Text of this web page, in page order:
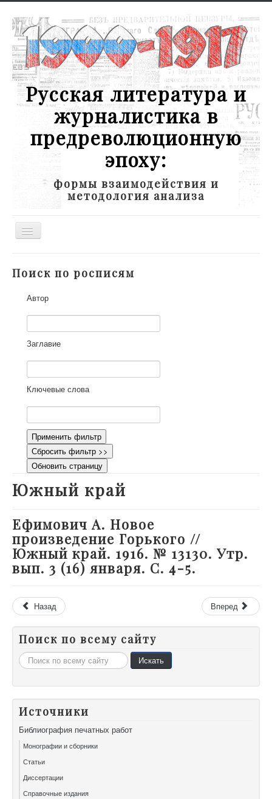
Русская литература и
журналистика в
предреволюционную
эпоху:
формы взаимодействия и
методология анализа
Toggle
Участники
Научная работа
Как работать с сайтом
Контакты
Поиск по росписям
Автор
Заглавие
Ключевые слова
Применить фильтр
Сбросить фильтр >>
Обновить страницу
Южный край
Ефимович А. Новое
произведение Горького //
Южный край. 1916. № 13130. Утр.
вып. 3 (16) января. С. 4-5.
Назад Вперед
Поиск по всему сайту
Искать... Искать
Источники
Библиография печатных работ
Монографии и сборники
Статьи
Диссертации
Справочные издания